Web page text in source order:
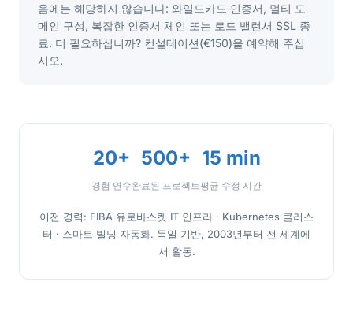
음에는 해당하지 않습니다: 와일드카드 인증서, 멀티 도
메인 구성, 복잡한 인증서 체인 또는 로드 밸런서 SSL 종
료. 더 필요하십니까? 컨설테이션(€150)을 예약해 주십
시오.
20+
경험 연수
500+
완료된 프로젝트
15 min
평균 수정 시간
이전 경력: FIBA 유로바스켓 IT 인프라 · Kubernetes 클러스
터 · 스마트 빌딩 자동화. 독일 기반, 2003년부터 전 세계에
서 활동.